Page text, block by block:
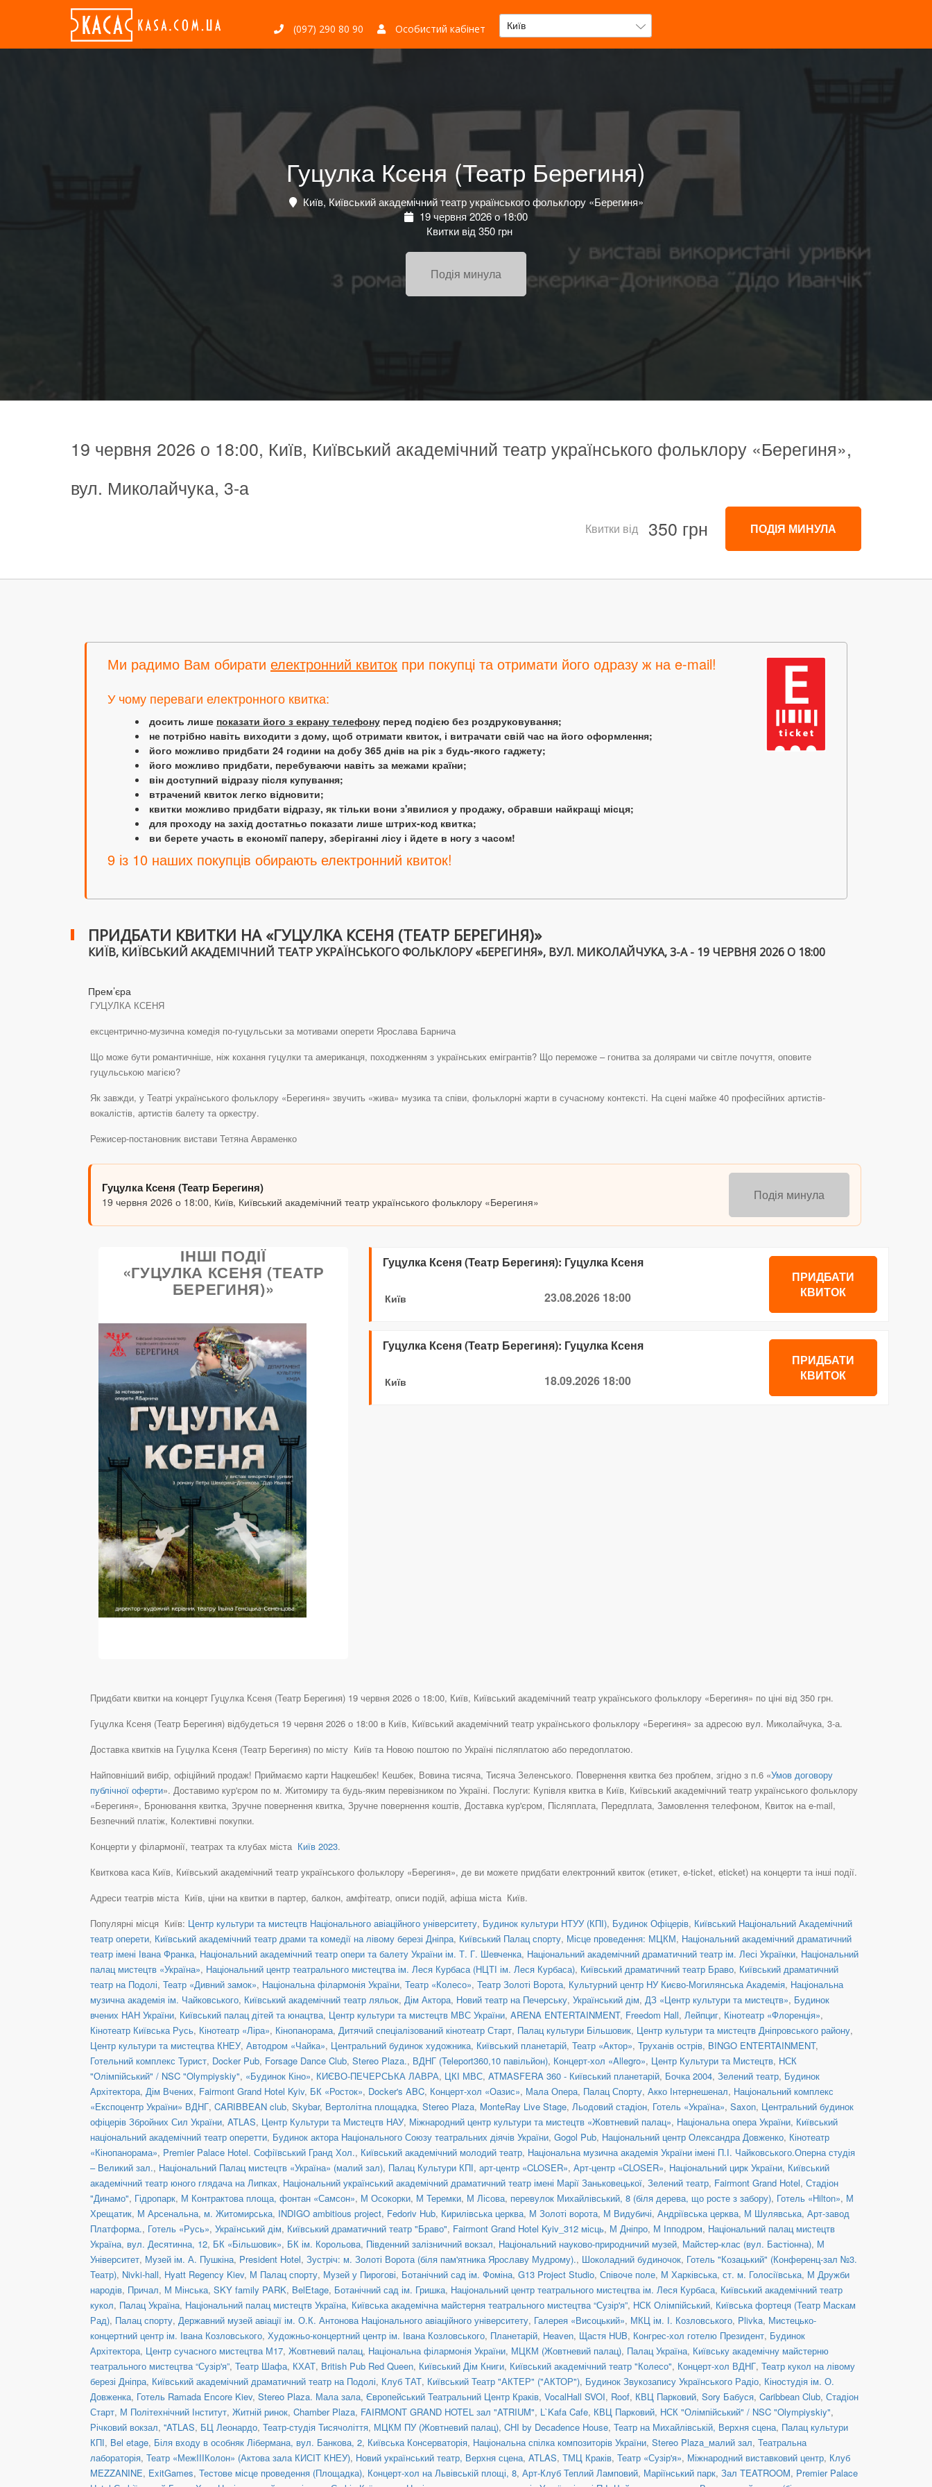
(097) 290 80 90 Особистий кабінет Київ
Гуцулка Ксеня (Театр Берегиня)
Київ, Київський академічний театр українського фольклору «Берегиня»
19 червня 2026 о 18:00
Квитки від 350 грн
Подія минула
19 червня 2026 о 18:00, Київ, Київський академічний театр українського фольклору «Берегиня»,
вул. Миколайчука, 3-а
Квитки від 350 грн ПОДІЯ МИНУЛА
Ми радимо Вам обирати електронний квиток при покупці та отримати його одразу ж на e-mail!
У чому переваги електронного квитка:
досить лише показати його з екрану телефону перед подією без роздруковування;
не потрібно навіть виходити з дому, щоб отримати квиток, і витрачати свій час на його оформлення;
його можливо придбати 24 години на добу 365 днів на рік з будь-якого гаджету;
його можливо придбати, перебуваючи навіть за межами країни;
він доступний відразу після купування;
втрачений квиток легко відновити;
квитки можливо придбати відразу, як тільки вони з'явилися у продажу, обравши найкращі місця;
для проходу на захід достатньо показати лише штрих-код квитка;
ви берете участь в економії паперу, зберіганні лісу і йдете в ногу з часом!
9 із 10 наших покупців обирають електронний квиток!
ПРИДБАТИ КВИТКИ НА «ГУЦУЛКА КСЕНЯ (ТЕАТР БЕРЕГИНЯ)»
КИЇВ, КИЇВСЬКИЙ АКАДЕМІЧНИЙ ТЕАТР УКРАЇНСЬКОГО ФОЛЬКЛОРУ «БЕРЕГИНЯ», ВУЛ. МИКОЛАЙЧУКА, 3-А - 19 ЧЕРВНЯ 2026 О 18:00
Прем’єра
ГУЦУЛКА КСЕНЯ
ексцентрично-музична комедія по-гуцульськи за мотивами оперети Ярослава Барнича
Що може бути романтичніше, ніж кохання гуцулки та американця, походженням з українських емігрантів? Що переможе – гонитва за долярами чи світле почуття, оповите
гуцульською магією?
Як завжди, у Театрі українського фольклору «Берегиня» звучить «жива» музика та співи, фольклорні жарти в сучасному контексті. На сцені майже 40 професійних артистів-
вокалістів, артистів балету та оркестру.
Режисер-постановник вистави Тетяна Авраменко
Гуцулка Ксеня (Театр Берегиня)
19 червня 2026 о 18:00, Київ, Київський академічний театр українського фольклору «Берегиня» Подія минула
ІНШІ ПОДІЇ
«ГУЦУЛКА КСЕНЯ (ТЕАТР
БЕРЕГИНЯ)»
Гуцулка Ксеня (Театр Берегиня): Гуцулка Ксеня
Київ 23.08.2026 18:00
ПРИДБАТИ
КВИТОК
Гуцулка Ксеня (Театр Берегиня): Гуцулка Ксеня
Київ 18.09.2026 18:00
ПРИДБАТИ
КВИТОК
Придбати квитки на концерт Гуцулка Ксеня (Театр Берегиня) 19 червня 2026 о 18:00, Київ, Київський академічний театр українського фольклору «Берегиня» по ціні від 350 грн.
Гуцулка Ксеня (Театр Берегиня) відбудеться 19 червня 2026 о 18:00 в Київ, Київський академічний театр українського фольклору «Берегиня» за адресою вул. Миколайчука, 3-а.
Доставка квитків на Гуцулка Ксеня (Театр Берегиня) по місту Київ та Новою поштою по Україні післяплатою або передоплатою.
Найповніший вибір, офіційний продаж! Приймаємо карти Нацкешбек! Кешбек, Вовина тисяча, Тисяча Зеленського. Повернення квитка без проблем, згідно з п.6 «Умов договору
публічної оферти». Доставимо кур'єром по м. Житомиру та будь-яким перевізником по Україні. Послуги: Купівля квитка в Київ, Київський академічний театр українського фольклору
«Берегиня», Бронювання квитка, Зручне повернення квитка, Зручне повернення коштів, Доставка кур'єром, Післяплата, Передплата, Замовлення телефоном, Квиток на e-mail,
Безпечний платіж, Колективні покупки.
Концерти у філармонії, театрах та клубах міста Київ 2023.
Квиткова каса Київ, Київський академічний театр українського фольклору «Берегиня», де ви можете придбати електронний квиток (етикет, e-ticket, eticket) на концерти та інші події.
Адреси театрів міста Київ, ціни на квитки в партер, балкон, амфітеатр, описи подій, афіша міста Київ.
Популярні місця Київ: Центр культури та мистецтв Національного авіаційного університету, Будинок культури НТУУ (КПІ), Будинок Офіцерів, Київський Національний Академічний
театр оперети, Київський академічний театр драми та комедії на лівому березі Дніпра, Київський Палац спорту, Місце проведення: МЦКМ, Національний академічний драматичний
театр імені Івана Франка, Національний академічний театр опери та балету України ім. Т. Г. Шевченка, Національний академічний драматичний театр ім. Лесі Українки, Національний
палац мистецтв «Україна», Національний центр театрального мистецтва ім. Леся Курбаса (НЦТІ ім. Леся Курбаса), Київський драматичний театр Браво, Київський драматичний
театр на Подолі, Театр «Дивний замок», Національна філармонія України, Театр «Колесо», Театр Золоті Ворота, Культурний центр НУ Києво-Могилянська Академія, Національна
музична академія ім. Чайковського, Київський академічний театр ляльок, Дім Актора, Новий театр на Печерську, Український дім, ДЗ «Центр культури та мистецтв», Будинок
вчених НАН України, Київський палац дітей та юнацтва, Центр культури та мистецтв МВС України, ARENA ENTERTAINMENT, Freedom Hall, Лейпциг, Кінотеатр «Флоренція»,
Кінотеатр Київська Русь, Кінотеатр «Ліра», Кінопанорама, Дитячий спеціалізований кінотеатр Старт, Палац культури Більшовик, Центр культури та мистецтв Дніпровського району,
Центр культури та мистецтва КНЕУ, Автодром «Чайка», Центральний будинок художника, Київський планетарій, Театр «Актор», Труханів острів, BINGO ENTERTAINMENT,
Готельний комплекс Турист, Docker Pub, Forsage Dance Club, Stereo Plaza., ВДНГ (Teleport360,10 павільйон), Концерт-хол «Allegro», Центр Культури та Мистецтв, НСК
"Олімпійський" / NSC "Olympiyskiy", «Будинок Кіно», КИЄВО-ПЕЧЕРСЬКА ЛАВРА, ЦКІ МВС, ATMASFERA 360 - Київський планетарій, Бочка 2004, Зелений театр, Будинок
Архітектора, Дім Вчених, Fairmont Grand Hotel Kyiv, БК «Росток», Docker's ABC, Концерт-хол «Оазис», Мала Опера, Палац Спорту, Акко Інтернешенал, Національний комплекс
«Експоцентр України» ВДНГ, CARIBBEAN club, Skybar, Вертолітна площадка, Stereo Plaza, MonteRay Live Stage, Льодовий стадіон, Готель «Україна», Saxon, Центральний будинок
офіцерів Збройних Сил України, ATLAS, Центр Культури та Мистецтв НАУ, Міжнародний центр культури та мистецтв «Жовтневий палац», Національна опера України, Київський
національний академічний театр оперетти, Будинок актора Національного Союзу театральних діячів України, Gogol Pub, Національний центр Олександра Довженко, Кінотеатр
«Кінопанорама», Premier Palace Hotel. Софіївський Гранд Хол., Київський академічний молодий театр, Національна музична академія України імені П.І. Чайковського.Оперна студія
– Великий зал., Національний Палац мистецтв «Україна» (малий зал), Палац Культури КПІ, арт-центр «CLOSER», Арт-центр «CLOSER», Національний цирк України, Київський
академічний театр юного глядача на Липках, Національний український академічний драматичний театр імені Марії Заньковецької, Зелений театр, Fairmont Grand Hotel, Стадіон
"Динамо", Гідропарк, М Контрактова площа, фонтан «Самсон», М Осокорки, М Теремки, М Лісова, перевулок Михайлівський, 8 (біля дерева, що росте з забору), Готель «Hilton», М
Хрещатик, М Арсенальна, м. Житомирська, INDIGO ambitious project, Fedoriv Hub, Кирилівська церква, М Золоті ворота, М Видубичі, Андріївська церква, М Шулявська, Арт-завод
Платформа., Готель «Русь», Український дім, Київський драматичний театр "Браво", Fairmont Grand Hotel Kyiv_312 місць, М Дніпро, М Іпподром, Національний палац мистецтв
Україна, вул. Десятинна, 12, БК «Більшовик», БК ім. Корольова, Південний залізничний вокзал, Національний науково-природничий музей, Майстер-клас (вул. Бастіонна), М
Університет, Музей ім. А. Пушкіна, President Hotel, Зустріч: м. Золоті Ворота (біля пам'ятника Ярославу Мудрому)., Шоколадний будиночок, Готель "Козацький" (Конференц-зал №3.
Театр), Nivki-hall, Hyatt Regency Kiev, М Палац спорту, Музей у Пирогові, Ботанічний сад ім. Фоміна, G13 Project Studio, Співоче поле, М Харківська, ст. м. Голосіївська, М Дружби
народів, Причал, М Мінська, SKY family PARK, BelEtage, Ботанічний сад ім. Гришка, Національний центр театрального мистецтва ім. Леся Курбаса, Київський академічний театр
кукол, Палац Україна, Національний палац мистецтв Україна, Київська академічна майстерня театрального мистецтва “Сузір'я”, НСК Олімпійський, Київська фортеця (Театр Маскам
Рад), Палац спорту, Державний музей авіації ім. О.К. Антонова Національного авіаційного університету, Галерея «Висоцький», МКЦ ім. І. Козловського, Plivka, Мистецько-
концертний центр ім. Івана Козловського, Художньо-концертний центр ім. Івана Козловського, Планетарій, Heaven, Щастя HUB, Конгрес-хол готелю Президент, Будинок
Архітектора, Центр сучасного мистецтва М17, Жовтневий палац, Національна філармонія України, МЦКМ (Жовтневий палац), Палац Україна, Київську академічну майстерню
театрального мистецтва “Сузір'я”, Театр Шафа, КХАТ, British Pub Red Queen, Київський Дім Книги, Київський академічний театр "Колесо", Концерт-хол ВДНГ, Театр кукол на лівому
березі Дніпра, Київський академічний драматичний театр на Подолі, Клуб ТАТ, Київський Театр "АКТЕР" ("АКТОР"), Будинок Звукозапису Українського Радіо, Кіностудія ім. О.
Довженка, Готель Ramada Encore Kiev, Stereo Plaza. Мала зала, Європейський Театральний Центр Краків, VocalHall SVOI, Roof, КВЦ Парковий, Sory Бабуся, Caribbean Club, Стадіон
Старт, М Політехнічний Інститут, Житній ринок, Chamber Plaza, FAIRMONT GRAND HOTEL зал "ATRIUM", L`Kafa Cafe, КВЦ Парковий, НСК "Олімпійський" / NSC "Olympiyskiy",
Річковий вокзал, ''ATLAS, БЦ Леонардо, Театр-студія Тисячоліття, МЦКМ ПУ (Жовтневий палац), CHI by Decadence House, Театр на Михайлівській, Верхня сцена, Палац культури
КПІ, Bel etage, Біля входу в особняк Лібермана, вул. Банкова, 2, Київська Консерваторія, Національна спілка композиторів України, Stereo Plaza_малий зал, Театральна
лабораторія, Театр «МежIIIКолон» (Актова зала КИСІТ КНЕУ), Новий український театр, Верхня сцена, ATLAS, ТМЦ Краків, Театр «Сузір'я», Міжнародний виставковий центр, Клуб
MEZZANINE, ExitGames, Тестове місце проведення (Площадка), Концерт-хол на Львівській площі, 8, Арт-Клуб Теплий Ламповий, Маріїнський парк, Зал TEATROOM, Premier Palace